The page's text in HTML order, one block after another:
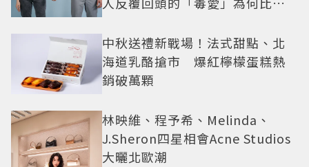
中秋送禮新戰場！法式甜點、北
海道乳酪搶市 爆紅檸檬蛋糕熱
銷破萬顆
林映維、程予希、Melinda、
J.Sheron四星相會Acne Studios
大曬北歐潮